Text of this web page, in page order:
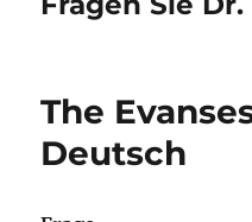
The
Deutsch